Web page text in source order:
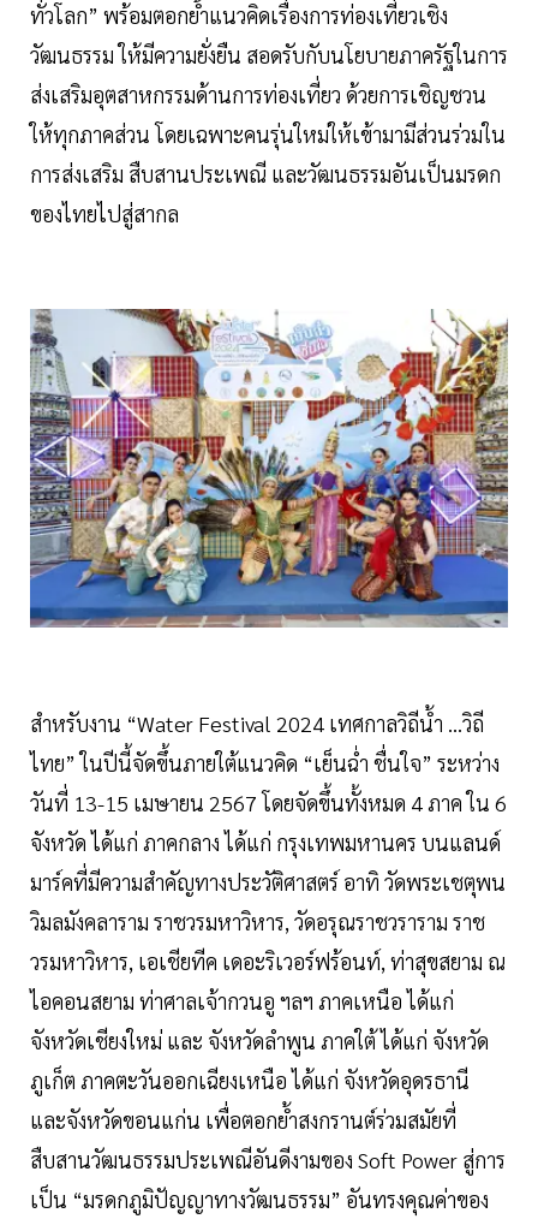
ทั่วโลก” พร้อมตอกย้ำแนวคิดเรื่องการท่องเที่ยวเชิง
วัฒนธรรม ให้มีความยั่งยืน สอดรับกับนโยบายภาครัฐในการ
ส่งเสริมอุตสาหกรรมด้านการท่องเที่ยว ด้วยการเชิญชวน
ให้ทุกภาคส่วน โดยเฉพาะคนรุ่นใหม่ให้เข้ามามีส่วนร่วมใน
การส่งเสริม สืบสานประเพณี และวัฒนธรรมอันเป็นมรดก
ของไทยไปสู่สากล
สำหรับงาน “Water Festival 2024 เทศกาลวิถีน้ำ …วิถี
ไทย” ในปีนี้จัดขึ้นภายใต้แนวคิด “เย็นฉ่ำ ชื่นใจ” ระหว่าง
วันที่ 13-15 เมษายน 2567 โดยจัดขึ้นทั้งหมด 4 ภาค ใน 6
จังหวัด ได้แก่ ภาคกลาง ได้แก่ กรุงเทพมหานคร บนแลนด์
มาร์คที่มีความสำคัญทางประวัติศาสตร์ อาทิ วัดพระเชตุพน
วิมลมังคลาราม ราชวรมหาวิหาร, วัดอรุณราชวราราม ราช
วรมหาวิหาร, เอเชียทีค เดอะริเวอร์ฟร้อนท์, ท่าสุขสยาม ณ
ไอคอนสยาม ท่าศาลเจ้ากวนอู ฯลฯ ภาคเหนือ ได้แก่
จังหวัดเชียงใหม่ และ จังหวัดลำพูน ภาคใต้ ได้แก่ จังหวัด
ภูเก็ต ภาคตะวันออกเฉียงเหนือ ได้แก่ จังหวัดอุดรธานี
และจังหวัดขอนแก่น เพื่อตอกย้ำสงกรานต์ร่วมสมัยที่
สืบสานวัฒนธรรมประเพณีอันดีงามของ Soft Power สู่การ
เป็น “มรดกภูมิปัญญาทางวัฒนธรรม” อันทรงคุณค่าของ